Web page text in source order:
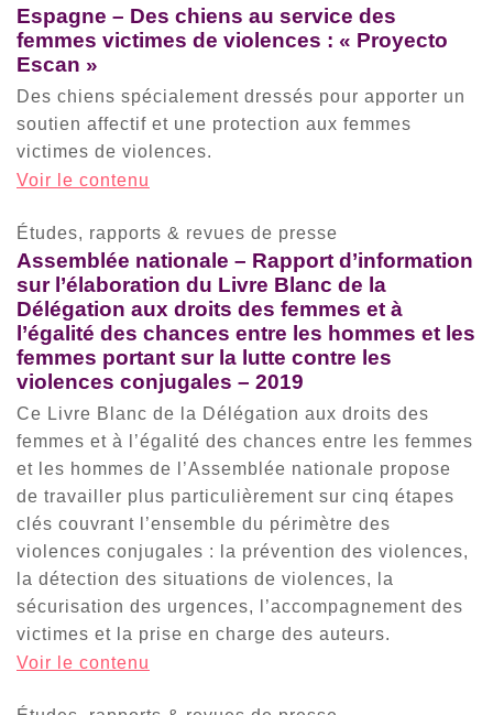
Espagne – Des chiens au service des
femmes victimes de violences : « Proyecto
Escan »
Des chiens spécialement dressés pour apporter un
soutien affectif et une protection aux femmes
victimes de violences.
Voir le contenu
Études, rapports & revues de presse
Assemblée nationale – Rapport d’information
sur l’élaboration du Livre Blanc de la
Délégation aux droits des femmes et à
l’égalité des chances entre les hommes et les
femmes portant sur la lutte contre les
violences conjugales – 2019
Ce Livre Blanc de la Délégation aux droits des
femmes et à l’égalité des chances entre les femmes
et les hommes de l’Assemblée nationale propose
de travailler plus particulièrement sur cinq étapes
clés couvrant l’ensemble du périmètre des
violences conjugales : la prévention des violences,
la détection des situations de violences, la
sécurisation des urgences, l’accompagnement des
victimes et la prise en charge des auteurs.
Voir le contenu